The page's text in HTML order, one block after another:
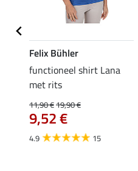
Felix Bühler
functioneel shirt Lana
met rits
11,90 €19,90 €
9,52 €
4.9 15